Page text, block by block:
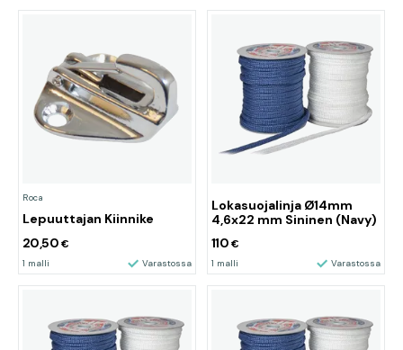
Roca
Lepuuttajan Kiinnike
20,50 €
1 malli Varastossa
Lokasuojalinja Ø14mm
4,6x22 mm Sininen (Navy)
110 €
1 malli Varastossa